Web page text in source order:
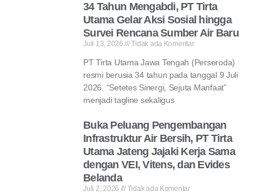
34 Tahun Mengabdi, PT Tirta
Utama Gelar Aksi Sosial hingga
Survei Rencana Sumber Air Baru
Juli 13, 2026 Tidak ada Komentar
PT Tirta Utama Jawa Tengah (Perseroda)
resmi berusia 34 tahun pada tanggal 9 Juli
2026. “Setetes Sinergi, Sejuta Manfaat”
menjadi tagline sekaligus
Buka Peluang Pengembangan
Infrastruktur Air Bersih, PT Tirta
Utama Jateng Jajaki Kerja Sama
dengan VEI, Vitens, dan Evides
Belanda
Juli 2, 2026 Tidak ada Komentar